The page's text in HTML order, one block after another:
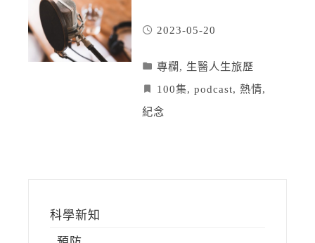
2023-05-20
專欄 , 生醫人生旅歷
100集, podcast, 熱情,
紀念
科學新知